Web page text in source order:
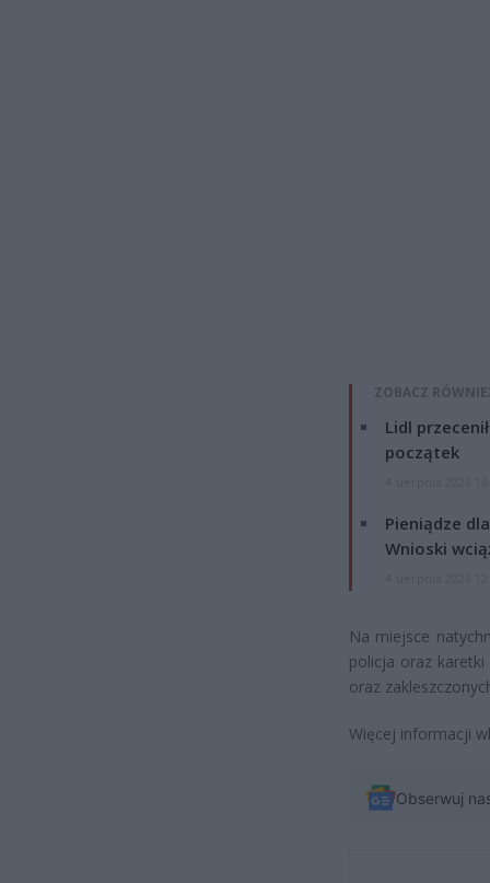
ZOBACZ
Lidl
początek
Pieniądze
Wnioski
Na miejsce
policja oraz
oraz
Więcej informacji
Obserwuj